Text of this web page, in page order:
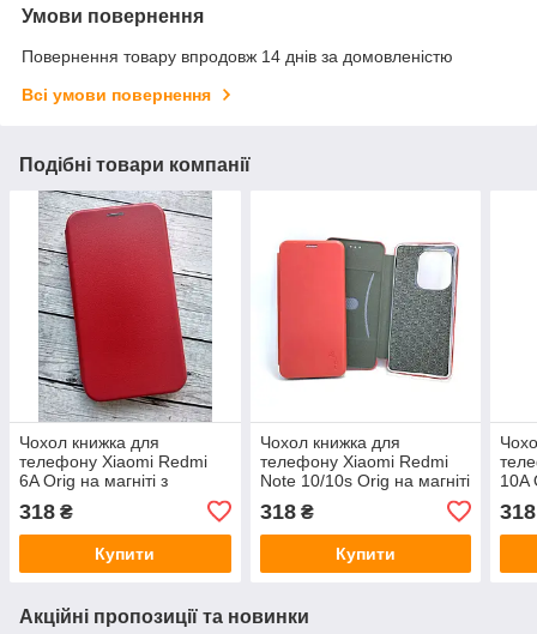
Умови повернення
Повернення товару впродовж 14 днів за домовленістю
Всі умови повернення
Подібні товари компанії
Чохол книжка для
телефону Xiaomi Redmi
6A Orig на магніті з
кишенею для карток Red
4you
318 ₴
Купити
Чохол книжка для
телефону Xiaomi Redmi
Note 10/10s Orig на магніті
кишенею для карток Red
4you
318₴
Купити
10A
4you
318
Акційні пропозиції та новинки